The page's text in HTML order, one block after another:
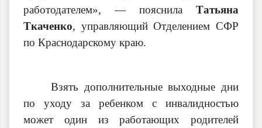
работодателем», — пояснила Татьяна
Ткаченко, управляющий Отделением СФР
по Краснодарскому краю.
Взять дополнительные выходные дни
по уходу за ребенком с инвалидностью
может один из работающих родителей